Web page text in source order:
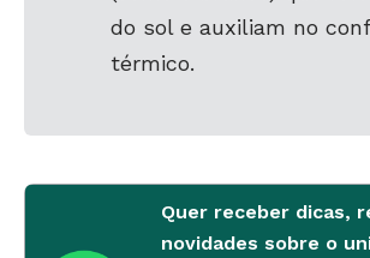
do sol e auxiliam no
térmico.
Quer receber dicas,
novidades sobre o